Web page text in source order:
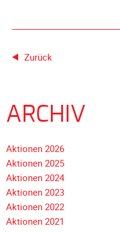
Galerie
2018
Galerie
Galerie
2016
Galerie
2015
Galerie
Zurück
ARCHIV
Aktionen 2026
Aktionen 2025
Aktionen 2024
Aktionen 2023
Aktionen 2022
Aktionen 2021